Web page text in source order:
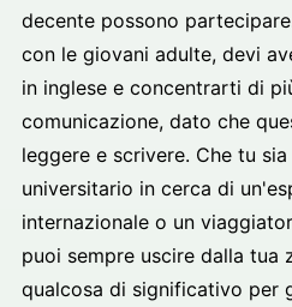
decente possono
con le giovani adulte, devi
in inglese e concentrarti di
comunicazione, dato che
leggere e scrivere. Che tu
universitario in cerca di
internazionale o un
puoi sempre uscire dalla
qualcosa di significativo per